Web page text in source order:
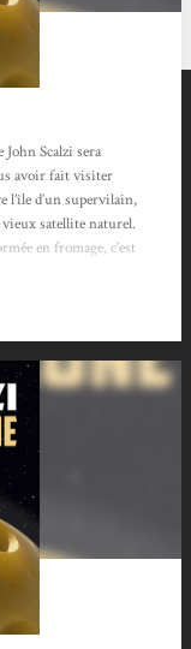
Scalzi sera
avoir fait visiter
l’île d’un supervilain,
satellite naturel.
en fromage, c’est
les yeux au ciel